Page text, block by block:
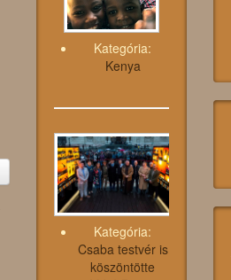
Kategória:
Kenya
Kategória:
Csaba testvér is
köszöntötte